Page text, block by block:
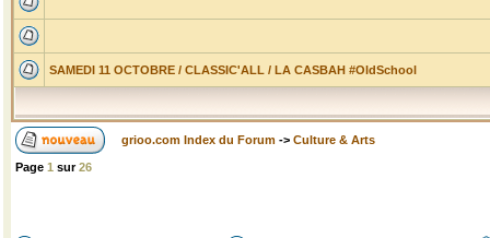
SAMEDI 11 OCTOBRE / CLASSIC'ALL / LA CASBAH #OldSchool
grioo.com Index du Forum -> Culture & Arts
Page 1 sur26